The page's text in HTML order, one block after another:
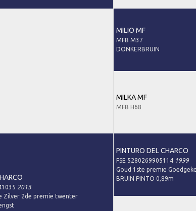
MILIO MF
MFB M37
DONKERBRUIN
MILKA MF
MFB H68
2013
Zilver 2de premie twenter
PINTURO DEL CHARCO
FSE 5280269905114 1999
Goud 1ste premie
BRUIN PINTO 0,89m